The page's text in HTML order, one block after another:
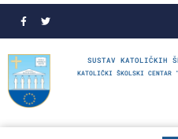
SUSTAV KATOLIČKIH
KATOLIČKI ŠKOLSKI